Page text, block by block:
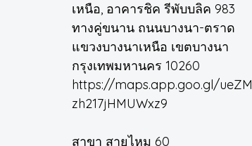
เหนือ, อาคารชิค รีพับบลิค 983
ทางคู่ขนาน ถนนบางนา-ตราด
แขวงบางนาเหนือ เขตบางนา
กรุงเทพมหานคร 10260
https://maps.app.goo.gl/ueZM
zh217jHMUWxz9
สาขา สายไหม 60